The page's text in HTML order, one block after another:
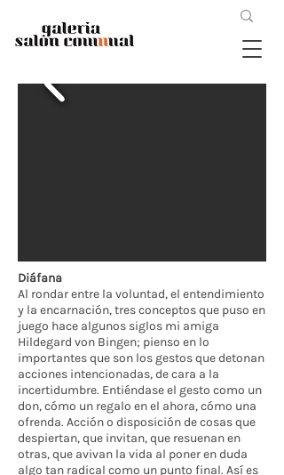
Diáfana
Al rondar entre la voluntad, el entendimiento
y la encarnación, tres conceptos que puso en
juego hace algunos siglos mi amiga
Hildegard von Bingen; pienso en lo
importantes que son los gestos que detonan
acciones intencionadas, de cara a la
incertidumbre. Entiéndase el gesto como un
don, cómo un regalo en el ahora, cómo una
ofrenda. Acción o disposición de cosas que
despiertan, que invitan, que resuenan en
otras, que avivan la vida al poner en duda
algo tan radical como un punto final. Así es